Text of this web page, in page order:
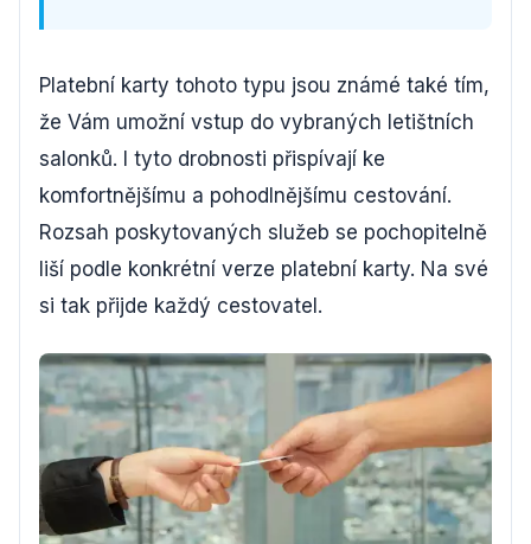
Platební karty tohoto typu jsou známé také tím,
že Vám umožní vstup do vybraných letištních
salonků. I tyto drobnosti přispívají ke
komfortnějšímu a pohodlnějšímu cestování.
Rozsah poskytovaných služeb se pochopitelně
liší podle konkrétní verze platební karty. Na své
si tak přijde každý cestovatel.